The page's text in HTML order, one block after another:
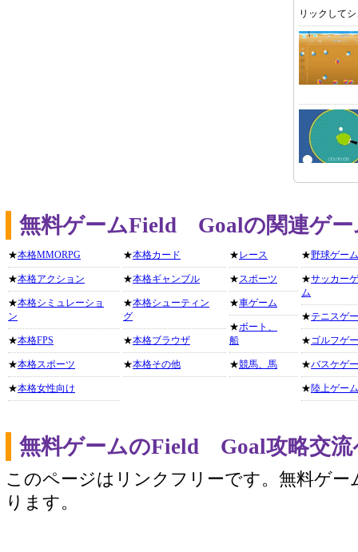
リックして
無料ゲームField Goalの関連ゲー
★本格MMORPG
★本格アクション
★本格シミュレーショ
ン
★本格FPS
★本格スポーツ
★本格女性向け
★本格カード
★本格ギャンブル
★本格シューティン
グ
★本格ブラウザ
★本格その他
★レース
★スポーツ
★車ゲーム
★ボート、
船
★競馬、馬
★野球ゲーム
★サッカー
ム
★テニスゲ
★ゴルフゲ
★バスケゲ
★陸上ゲーム
無料ゲームのField Goal攻略交流
このページはリンクフリーです。無料ゲー
ります。